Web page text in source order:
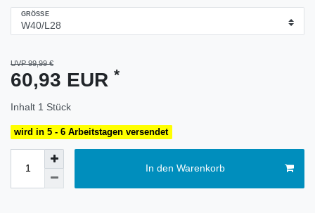
GRÖSSE
UVP 99,99 €
60,93 EUR *
Inhalt 1 Stück
wird in 5 - 6 Arbeitstagen versendet
In den Warenkorb